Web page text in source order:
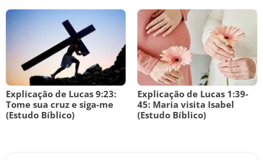
Explicação de Lucas 9:23:
Tome sua cruz e siga-me
(Estudo Bíblico)
Explicação de Lucas 1:39-
45: Maria visita Isabel
(Estudo Bíblico)